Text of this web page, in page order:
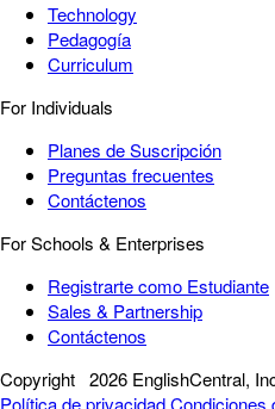
Technology
Pedagogía
Curriculum
For Individuals
Planes de Suscripción
Preguntas frecuentes
Contáctenos
For Schools & Enterprises
Registrarte como Estudiante
Sales & Partnership
Contáctenos
Copyright 2026 EnglishCentral,